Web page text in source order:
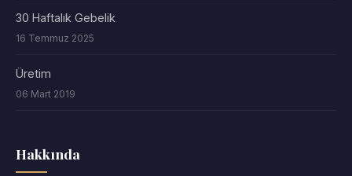
30 Haftalık Gebelik
16 Temmuz 2025
Üretim
06 Mart 2019
Hakkında